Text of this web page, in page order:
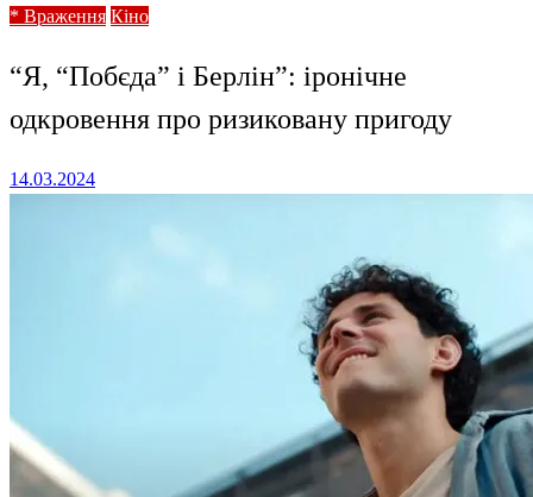
* Враження Кіно
“Я, “Побєда” і Берлін”: іронічне
одкровення про ризиковану пригоду
Posted
14.03.2024